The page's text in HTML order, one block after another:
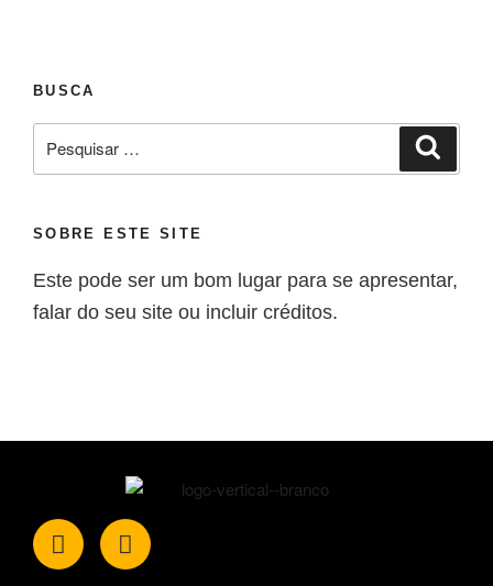
BUSCA
SOBRE ESTE SITE
Este pode ser um bom lugar para se apresentar,
falar do seu site ou incluir créditos.